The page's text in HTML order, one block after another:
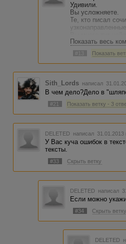
Удивили.
Вы усложняете.
Те, кто писал
В плане того,
есть и
Показать весь
#13 Показать
Sith_Lords написал
В чем дело?Дело в
#21 Показать ветку - 3
DELETED написал 31.01.2013
У Вас куча ошибок в
тексты.
#33 Скрыть ветку
DELETED написал
Если можно
#34 Скрыть ветку
DELETED